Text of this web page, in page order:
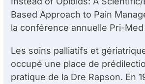
Based Approach to Pain
la conférence annuelle Pri-Med
Les soins palliatifs et
occupé une place de
pratique de la Dre Rapson. En